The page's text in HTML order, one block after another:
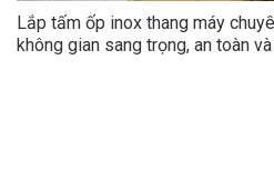
Lắp tấm ốp inox thang máy
không gian sang trọng, an toàn